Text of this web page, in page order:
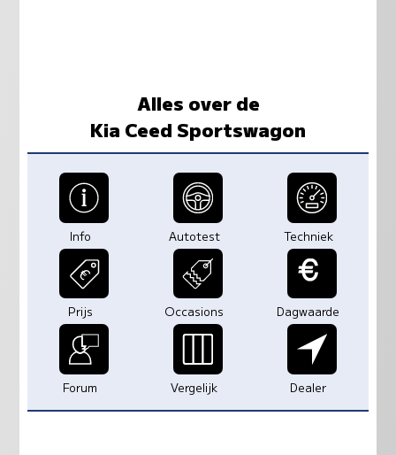
Alles over de
Kia Ceed Sportswagon
Info Autotest Techniek
Prijs Occasions Dagwaarde
Forum Vergelijk Dealer